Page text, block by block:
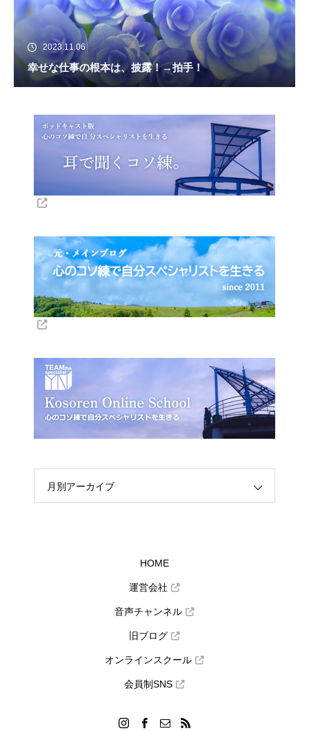
2023.11.06
幸せな仕事の根本は、披露！→拍手！
月別アーカイブ
HOME
運営会社
音声チャンネル
旧ブログ
オンラインスクール
会員制SNS